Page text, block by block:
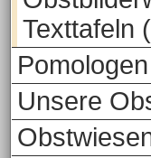
Texttafeln
Pomologen
Unsere